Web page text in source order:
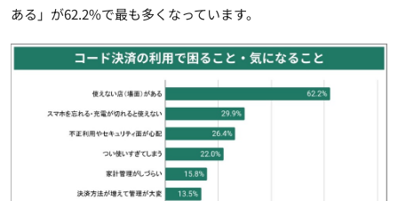
ある」が62.2%で最も多くなっています。